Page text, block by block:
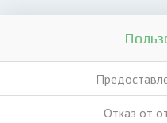
Отказ от